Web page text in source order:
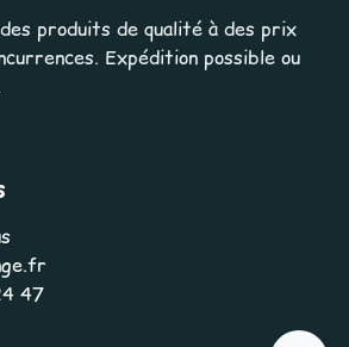
produits de qualité à des prix
Expédition possible ou
47